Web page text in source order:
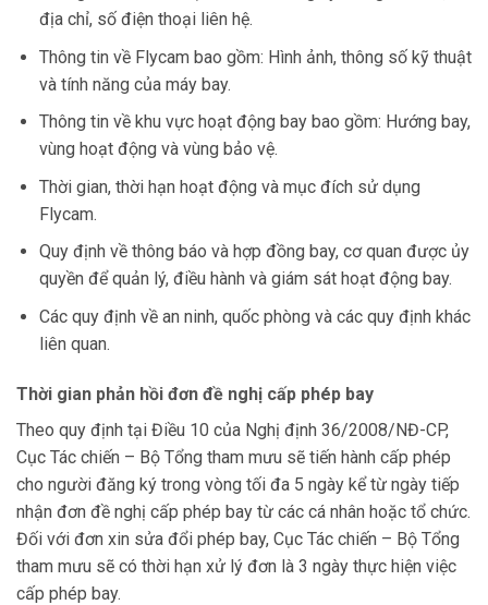
địa chỉ, số điện thoại liên hệ.
Thông tin về Flycam bao gồm: Hình ảnh, thông số kỹ thuật
và tính năng của máy bay.
Thông tin về khu vực hoạt động bay bao gồm: Hướng bay,
vùng hoạt động và vùng bảo vệ.
Thời gian, thời hạn hoạt động và mục đích sử dụng
Flycam.
Quy định về thông báo và hợp đồng bay, cơ quan được ủy
quyền để quản lý, điều hành và giám sát hoạt động bay.
Các quy định về an ninh, quốc phòng và các quy định khác
liên quan.
Thời gian phản hồi đơn đề nghị cấp phép bay
Theo quy định tại Điều 10 của Nghị định 36/2008/NĐ-CP,
Cục Tác chiến – Bộ Tổng tham mưu sẽ tiến hành cấp phép
cho người đăng ký trong vòng tối đa 5 ngày kể từ ngày tiếp
nhận đơn đề nghị cấp phép bay từ các cá nhân hoặc tổ chức.
Đối với đơn xin sửa đổi phép bay, Cục Tác chiến – Bộ Tổng
tham mưu sẽ có thời hạn xử lý đơn là 3 ngày thực hiện việc
cấp phép bay.